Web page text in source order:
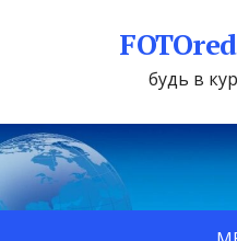
будь в